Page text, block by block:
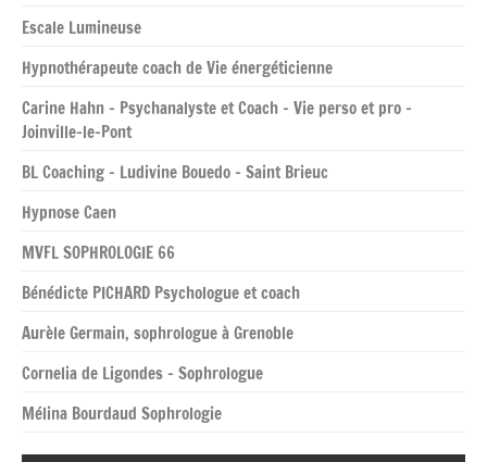
Escale Lumineuse
Hypnothérapeute coach de Vie énergéticienne
Carine Hahn – Psychanalyste et Coach – Vie perso et pro –
Joinville-le-Pont
BL Coaching – Ludivine Bouedo – Saint Brieuc
Hypnose Caen
MVFL SOPHROLOGIE 66
Bénédicte PICHARD Psychologue et coach
Aurèle Germain, sophrologue à Grenoble
Cornelia de Ligondes – Sophrologue
Mélina Bourdaud Sophrologie